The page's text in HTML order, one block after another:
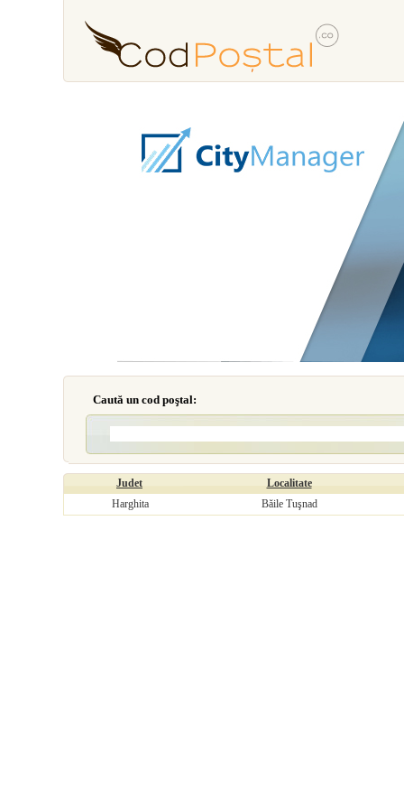
Caută un cod poştal:
Judet
Localitate
Harghita
Băile Tuşnad